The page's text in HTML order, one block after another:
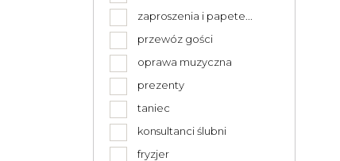
zaproszenia i papete...
przewóz gości
oprawa muzyczna
prezenty
taniec
konsultanci ślubni
fryzjer